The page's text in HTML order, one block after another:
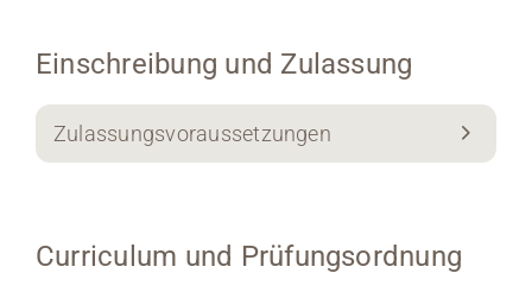
Einschreibung und Zulassung
Zulassungsvoraussetzungen
Curriculum und Prüfungsordnung